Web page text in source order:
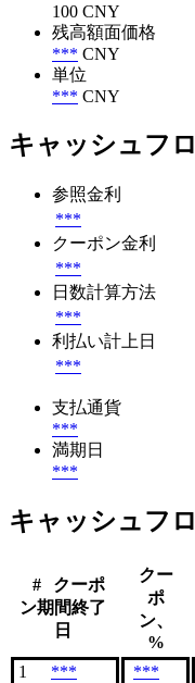
100 CNY
残高額面価格
*** CNY
単位
*** CNY
キャッシュフ
参照金利
***
クーポン金利
***
日数計算方法
***
利払い計上日
***
支払通貨
***
満期日
***
キャッシュフ
#
クーポ
ン期間終了
日
クー
ポ
ン、
%
1 *** ***